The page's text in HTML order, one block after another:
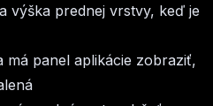
výška prednej vrstvy, keď je
má panel aplikácie zobraziť,